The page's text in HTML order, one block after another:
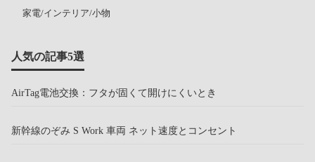
家電/インテリア/小物
人気の記事5選
AirTag電池交換：フタが固くて開けにくいとき
新幹線のぞみ S Work 車両 ネット速度とコンセント